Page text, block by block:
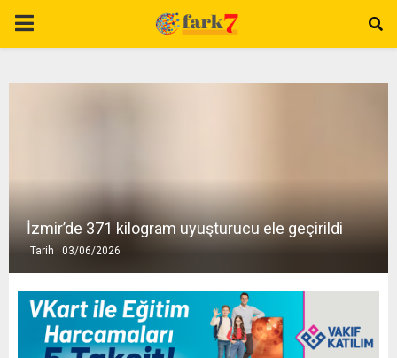
P
A
İzmir’de 371 kilogram uyuşturucu ele geçirildi
Tarih : 03/06/2026